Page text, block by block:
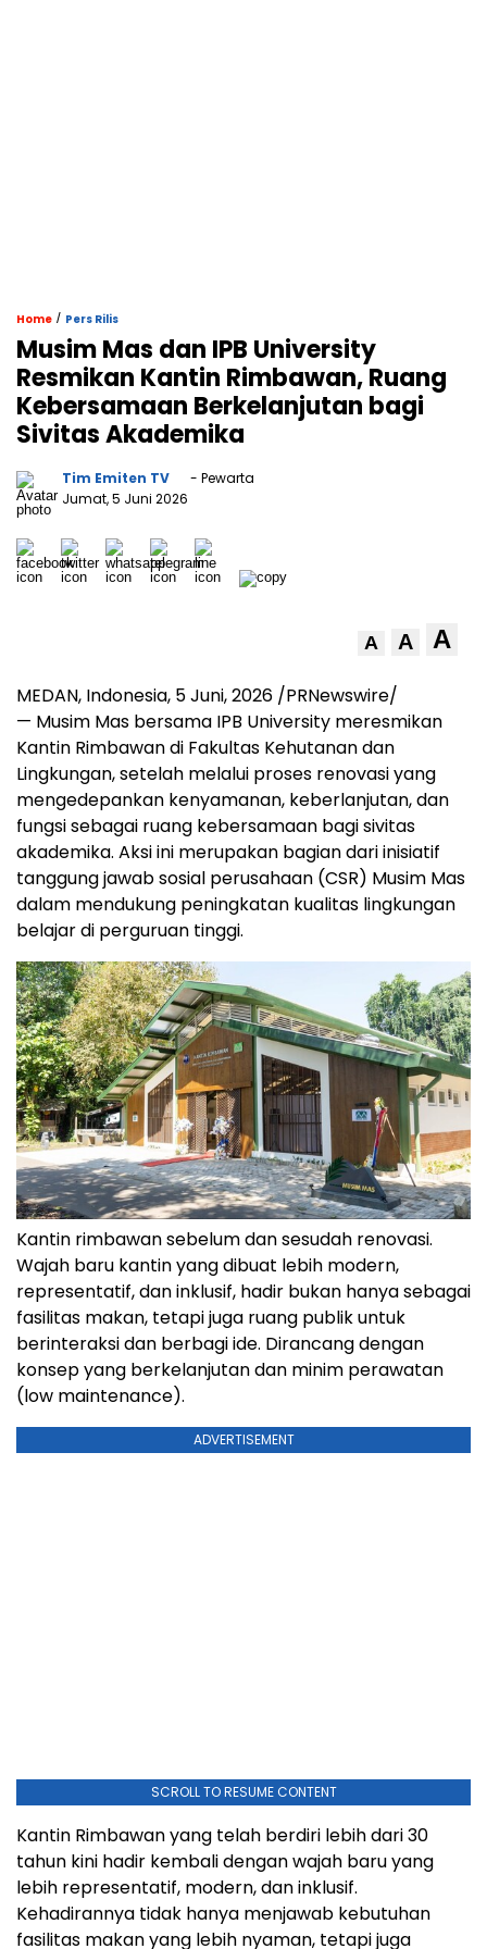
Home / Pers Rilis
Musim Mas dan IPB University
Resmikan Kantin Rimbawan, Ruang
Kebersamaan Berkelanjutan bagi
Sivitas Akademika
Tim Emiten TV
- Pewarta
Jumat, 5 Juni 2026
A A A
MEDAN, Indonesia, 5Juni, 2026 /PRNewswire/
— Musim Mas bersama IPB University meresmikan
Kantin Rimbawan di Fakultas Kehutanan dan
Lingkungan, setelah melalui proses renovasi yang
mengedepankan kenyamanan, keberlanjutan, dan
fungsi sebagai ruang kebersamaan bagi sivitas
akademika. Aksi ini merupakan bagian dari inisiatif
tanggung jawab sosial perusahaan (CSR) Musim Mas
dalam mendukung peningkatan kualitas lingkungan
belajar di perguruan tinggi.
Kantin rimbawan sebelum dan sesudah renovasi.
Wajah baru kantin yang dibuat lebih modern,
representatif, dan inklusif, hadir bukan hanya sebagai
fasilitas makan, tetapi juga ruang publik untuk
berinteraksi dan berbagi ide. Dirancang dengan
konsep yang berkelanjutan dan minim perawatan
(low maintenance).
ADVERTISEMENT
SCROLL TO RESUME CONTENT
Kantin Rimbawan yang telah berdiri lebih dari 30
tahun kini hadir kembali dengan wajah baru yang
lebih representatif, modern, dan inklusif.
Kehadirannya tidak hanya menjawab kebutuhan
fasilitas makan yang lebih nyaman, tetapi juga